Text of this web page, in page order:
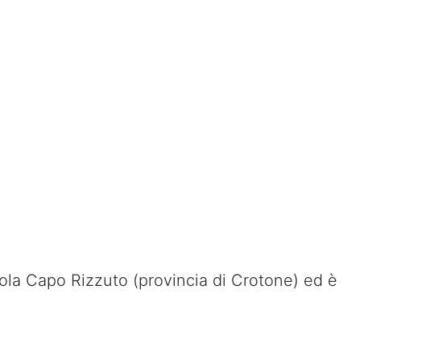
Capo Rizzuto (provincia di Crotone) ed è